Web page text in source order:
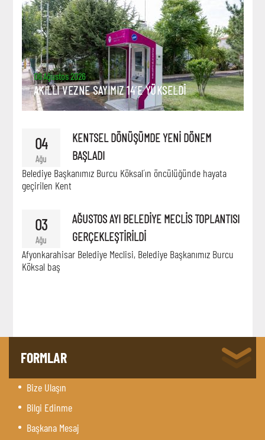
06 Ağustos 2026
AKILLI VEZNE SAYIMIZ 14´E YÜKSELDİ
04
Ağu
KENTSEL DÖNÜŞÜMDE YENİ DÖNEM
BAŞLADI
Belediye Başkanımız Burcu Köksal´ın öncülüğünde hayata
geçirilen Kent
03
Ağu
AĞUSTOS AYI BELEDİYE MECLİS TOPLANTISI
GERÇEKLEŞTİRİLDİ
Afyonkarahisar Belediye Meclisi, Belediye Başkanımız Burcu
Köksal baş
FORMLAR
Bize Ulaşın
Bilgi Edinme
Başkana Mesaj